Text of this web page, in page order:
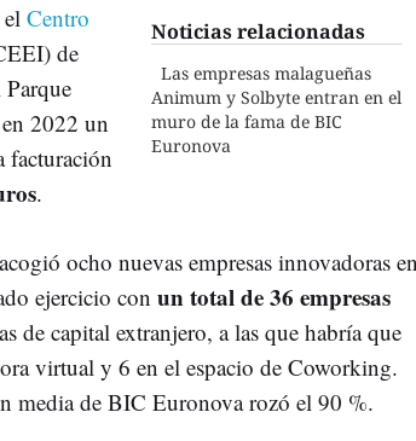
Noticias relacionadas
Las empresas malagueñas
Animum y Solbyte entran en el
muro de la fama de BIC
Euronova
Centro
de
2022 un
facturación
.
ocho nuevas empresas innovadoras en
ejercicio con un total de 36 empresas
de capital extranjero, a las que habría que
virtual y 6 en el espacio de Coworking.
media de BIC Euronova rozó el 90 %.